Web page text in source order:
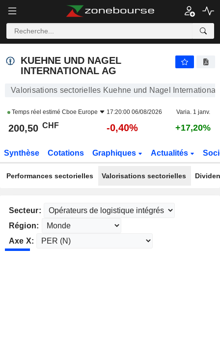
KUEHNE UND NAGEL
INTERNATIONAL AG
Valorisations sectorielles Kuehne und Nagel International
Temps réel estimé Cboe Europe 17:20:00 06/08/2026 Varia. 1 janv.
200,50 CHF -0,40% +17,20%
Synthèse Cotations Graphiques Actualités
Performances sectorielles Valorisations sectorielles
Secteur:
Région:
Axe X: